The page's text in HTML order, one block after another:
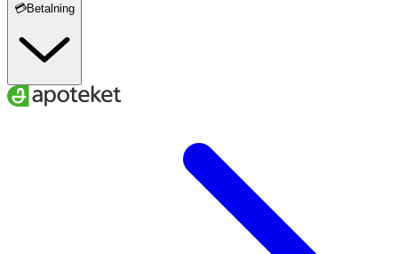
💳Betalning